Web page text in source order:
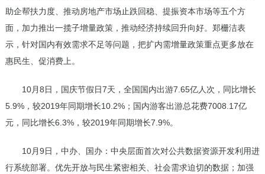
助企帮扶力度、推动房地产市场止跌回稳、提振资本市场等五个方
面，加力推出一揽子增量政策，推动经济持续回升向好。郑栅洁表
示，针对国内有效需求不足等问题，把扩内需增量政策重点更多放在
惠民生、促消费上。
10月8日，国庆节假日7天，全国国内出游7.65亿人次，同比增长
5.9%，较2019年同期增长10.2%；国内游客出游总花费7008.17亿
元，同比增长6.3%，较2019年同期增长7.9%。
10月9日，中办、国办：中央层面首次对公共数据资源开发利用进
行系统部署。优先开放与民生紧密相关、社会需求迫切的数据；加强